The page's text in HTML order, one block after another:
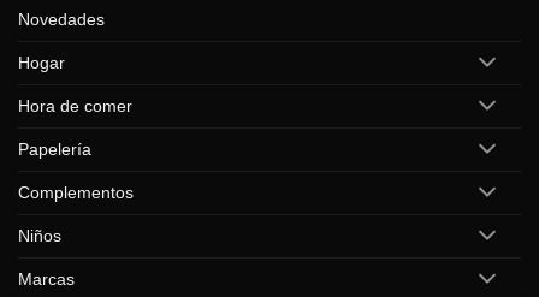
Novedades
Hogar
Hora de comer
Papelería
Complementos
Niños
Marcas